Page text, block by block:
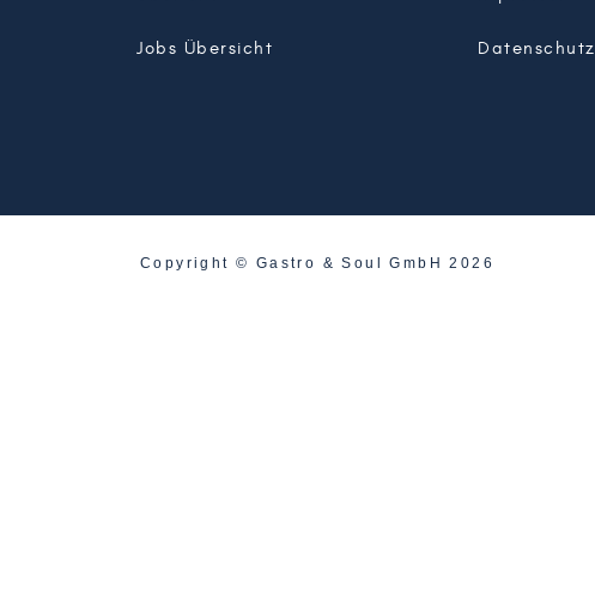
Jobs Übersicht Datenschutz
Copyright © Gastro & Soul GmbH 2026